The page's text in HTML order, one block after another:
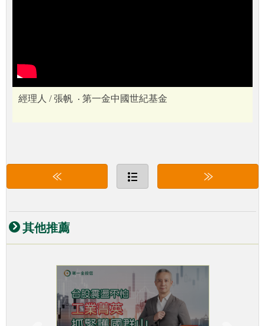
經理人 / 張帆 ‧ 第一金中國世紀基金
其他推薦